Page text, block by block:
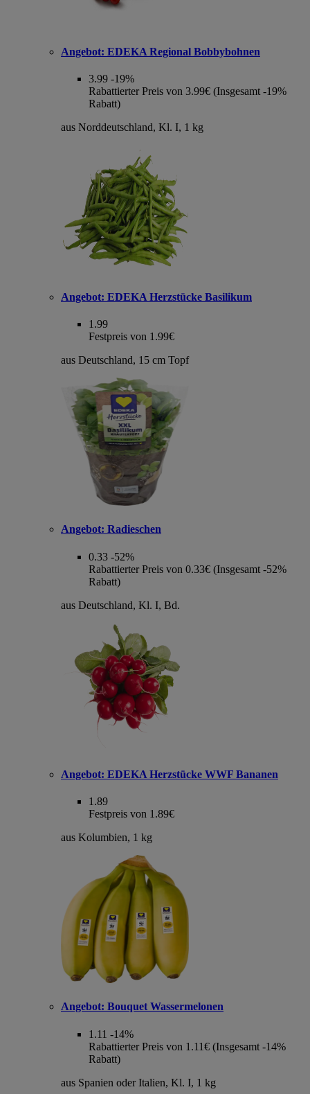
Angebot: EDEKA Regional Bobbybohnen
3.99 -19%
Rabattierter Preis von 3.99€ (Insgesamt -19%
Rabatt)
aus Norddeutschland, Kl. I, 1 kg
Angebot: EDEKA Herzstücke Basilikum
1.99
Festpreis von 1.99€
aus Deutschland, 15 cm Topf
Angebot: Radieschen
0.33 -52%
Rabattierter Preis von 0.33€ (Insgesamt -52%
Rabatt)
aus Deutschland, Kl. I, Bd.
Angebot: EDEKA Herzstücke WWF Bananen
1.89
Festpreis von 1.89€
aus Kolumbien, 1 kg
Angebot: Bouquet Wassermelonen
1.11 -14%
Rabattierter Preis von 1.11€ (Insgesamt -14%
Rabatt)
aus Spanien oder Italien, Kl. I, 1 kg